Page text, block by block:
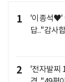
1
'이종석♥'
답.."감사
2
'전자발찌